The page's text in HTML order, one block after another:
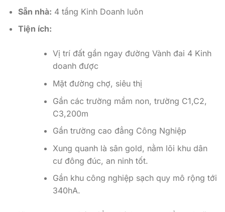
Sẵn nhà: 4 tầng Kinh Doanh luôn
Tiện ích:
Vị trí đất gần ngay đường Vành đai 4 Kinh
doanh được
Mặt đường chợ, siêu thị
Gần các trường mầm non, trường C1,C2,
C3,200m
Gần trường cao đẳng Công Nghiệp
Xung quanh là sân gold, nằm lõi khu dân
cư đông đúc, an ninh tốt.
Gần khu công nghiệp sạch quy mô rộng tới
340hA.